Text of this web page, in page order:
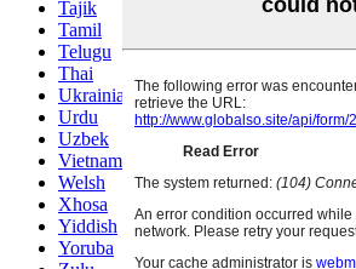
Tajik
Tamil
Telugu
Thai
Ukrainian
Urdu
Uzbek
Vietnamese
Welsh
Xhosa
Yiddish
Yoruba